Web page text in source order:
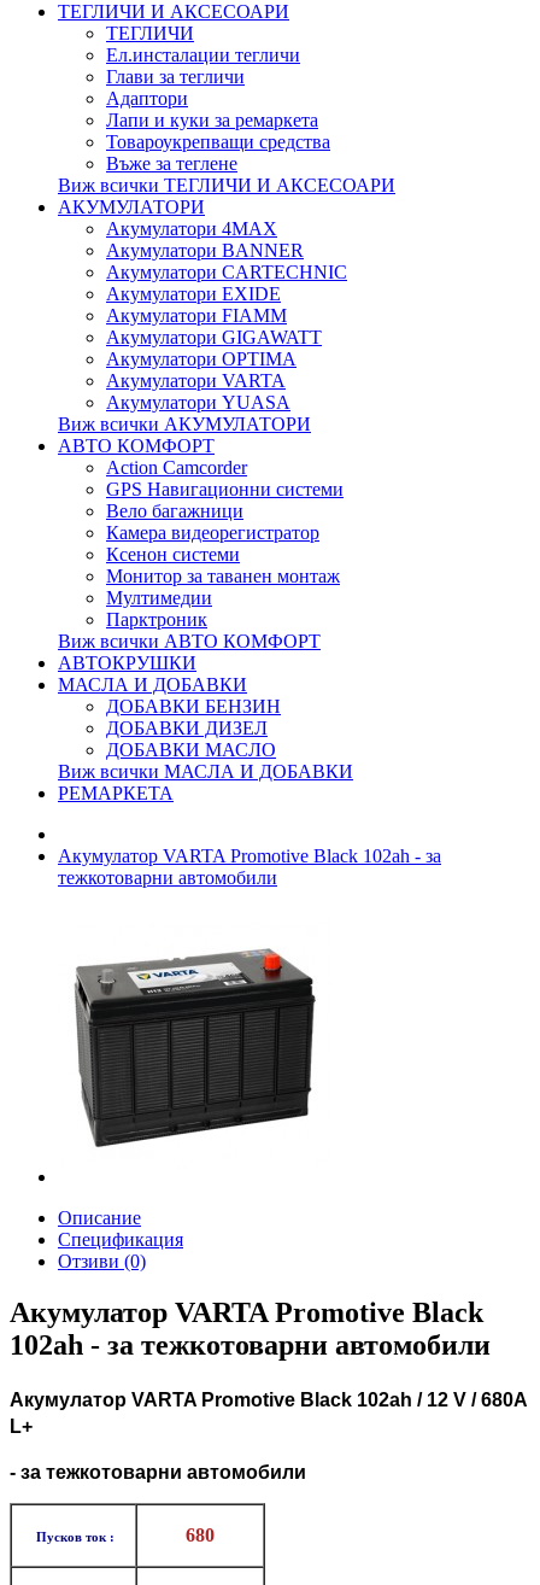
ТЕГЛИЧИ И АКСЕСОАРИ
ТЕГЛИЧИ
Eл.инсталации тегличи
Глави за тегличи
Адаптори
Лапи и куки за ремаркета
Товароукрепващи средства
Въже за теглене
Виж всички ТЕГЛИЧИ И АКСЕСОАРИ
АКУМУЛАТОРИ
Акумулатори 4MAX
Акумулатори BANNER
Акумулатори CARTECHNIC
Акумулатори EXIDE
Акумулатори FIAMM
Акумулатори GIGAWATT
Акумулатори OPTIMA
Акумулатори VARTA
Акумулатори YUASA
Виж всички АКУМУЛАТОРИ
АВТО КОМФОРТ
Action Camcorder
GPS Навигационни системи
Вело багажници
Камера видеорегистратор
Ксенон системи
Монитор за таванен монтаж
Мултимедии
Парктроник
Виж всички АВТО КОМФОРТ
АВТОКРУШКИ
МАСЛА И ДОБАВКИ
ДОБАВКИ БЕНЗИН
ДОБАВКИ ДИЗЕЛ
ДОБАВКИ МАСЛО
Виж всички МАСЛА И ДОБАВКИ
РЕМАРКЕТА
Акумулатор VARTA Promotive Black 102ah - за
тежкотоварни автомобили
Описание
Спецификация
Отзиви (0)
Акумулатор VARTA Promotive Black
102ah - за тежкотоварни автомобили
Aкумулатор VARTA Promotive Black 102ah / 12 V / 680A
L+
- за тежкотоварни автомобили
Пусков ток : 680